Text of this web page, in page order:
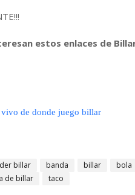
estos enlaces de
vivo de donde juego billar
billar banda billar bola
de billar taco